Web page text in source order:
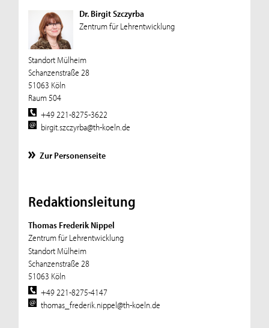
Dr. Birgit Szczyrba
Zentrum für Lehrentwicklung
Standort Mülheim
Schanzenstraße 28
51063 Köln
Raum 504
+49 221-8275-3622
birgit.szczyrba@th-koeln.de
Zur Personenseite
Redaktionsleitung
Thomas Frederik Nippel
Zentrum für Lehrentwicklung
Standort Mülheim
Schanzenstraße 28
51063 Köln
+49 221-8275-4147
thomas_frederik.nippel@th-koeln.de